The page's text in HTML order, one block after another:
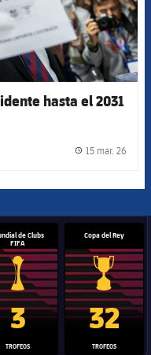
hasta el 2031
15 mar. 26
de Campeones
de Clubs
FIFA
Trofeo del Mundial de
3
TROFEOS
Copa del Rey
Copa del
32
TROFEOS